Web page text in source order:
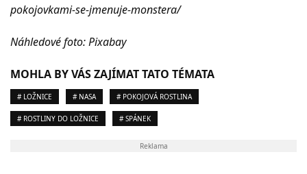
pokojovkami-se-jmenuje-monstera/
Náhledové foto: Pixabay
MOHLA BY VÁS ZAJÍMAT TATO TÉMATA
# LOŽNICE # NASA # POKOJOVÁ ROSTLINA
# ROSTLINY DO LOŽNICE # SPÁNEK
Reklama